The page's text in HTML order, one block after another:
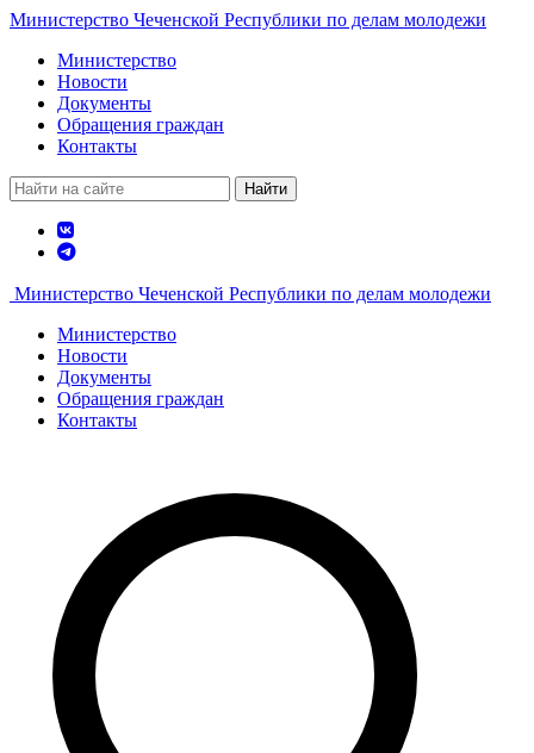
Министерство Чеченской Республики по делам молодежи
Министерство
Новости
Документы
Обращения граждан
Контакты
Найти
Министерство Чеченской Республики по делам молодежи
Министерство
Новости
Документы
Обращения граждан
Контакты